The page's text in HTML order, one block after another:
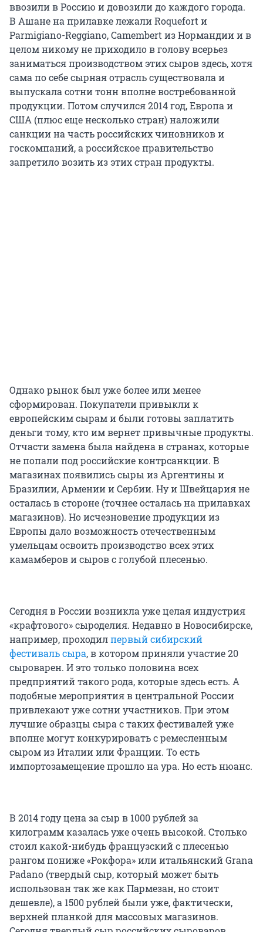
ввозили в Россию и довозили до каждого города.
В Ашане на прилавке лежали Roquefort и
Parmigiano-Reggiano, Camembert из Нормандии и в
целом никому не приходило в голову всерьез
заниматься производством этих сыров здесь, хотя
сама по себе сырная отрасль существовала и
выпускала сотни тонн вполне востребованной
продукции. Потом случился 2014 год, Европа и
США (плюс еще несколько стран) наложили
санкции на часть российских чиновников и
госкомпаний, а российское правительство
запретило возить из этих стран продукты.
Однако рынок был уже более или менее
сформирован. Покупатели привыкли к
европейским сырам и были готовы заплатить
деньги тому, кто им вернет привычные продукты.
Отчасти замена была найдена в странах, которые
не попали под российские контрсанкции. В
магазинах появились сыры из Аргентины и
Бразилии, Армении и Сербии. Ну и Швейцария не
осталась в стороне (точнее осталась на прилавках
магазинов). Но исчезновение продукции из
Европы дало возможность отечественным
умельцам освоить производство всех этих
камамберов и сыров с голубой плесенью.
Сегодня в России возникла уже целая индустрия
«крафтового» сыроделия. Недавно в Новосибирске,
например, проходилпервый сибирский
фестиваль сыра, в котором приняли участие 20
сыроварен. И это только половина всех
предприятий такого рода, которые здесь есть. А
подобные мероприятия в центральной России
привлекают уже сотни участников. При этом
лучшие образцы сыра с таких фестивалей уже
вполне могут конкурировать с ремесленным
сыром из Италии или Франции. То есть
импортозамещение прошло на ура. Но есть нюанс.
В 2014 году цена за сыр в 1000 рублей за
килограмм казалась уже очень высокой. Столько
стоил какой-нибудь французский с плесенью
рангом пониже «Рокфора» или итальянский Grana
Padano (твердый сыр, который может быть
использован так же как Пармезан, но стоит
дешевле), а 1500 рублей были уже, фактически,
верхней планкой для массовых магазинов.